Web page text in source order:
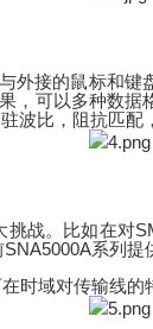
外接的鼠标和键
，可以多种数据
波比，阻抗匹配
挑战。比如在对
SNA5000A系列提
时域对传输线的